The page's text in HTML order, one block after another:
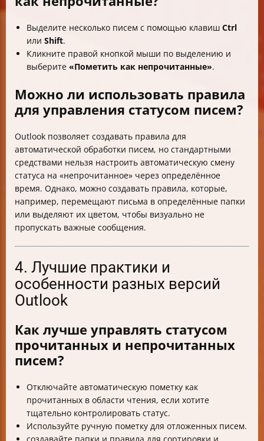
Выделите несколько писем с помощью клавиш Ctrl
или Shift.
Кликните правой кнопкой мыши по выделению и
выберите «Пометить как непрочитанные».
Можно ли использовать правила
для управления статусом писем?
Outlook позволяет создавать правила для
автоматической обработки писем, но стандартными
средствами нельзя настроить автоматическую смену
статуса на «непрочитанное» через определённое
время. Однако, можно создавать правила, которые,
например, перемещают письма в определённые папки
или выделяют их цветом, чтобы визуально не
пропускать важные сообщения.
4. Лучшие практики и
особенности разных версий
Outlook
Как лучше управлять статусом
прочитанных и непрочитанных
писем?
Отключайте автоматическую пометку как
прочитанных в области чтения, если хотите
тщательно контролировать статус.
Используйте ручную пометку для отложенных писем.